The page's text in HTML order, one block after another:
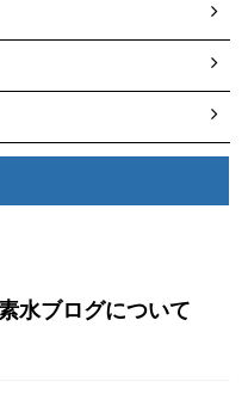
水ブログについて